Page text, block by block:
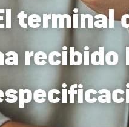
terminal
recibido